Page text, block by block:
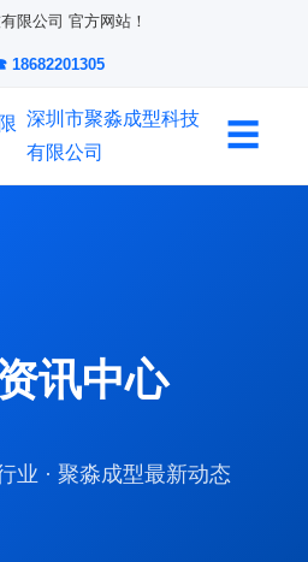
限公司 官方网站！
18682201305
深圳市聚淼成型科技
有限公司
☰
讯中心
业 · 聚淼成型最新动态